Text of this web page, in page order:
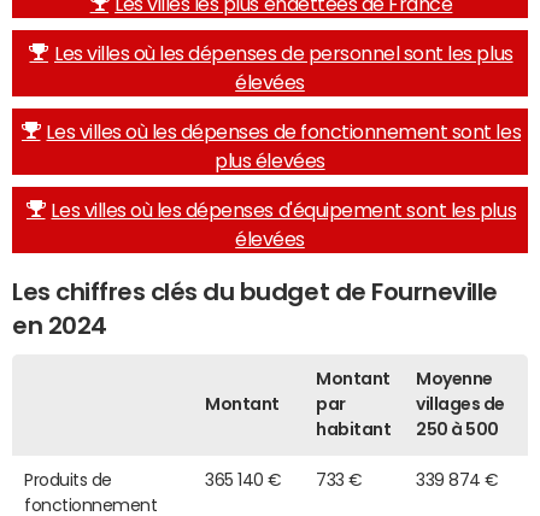
Les villes où les dépenses de personnel sont les plus
élevées
Les villes où les dépenses de fonctionnement sont les
plus élevées
Les villes où les dépenses d'équipement sont les plus
élevées
Les chiffres clés du budget de Fourneville
en 2024
Montant
Montant
par
habitant
Moyenne
villages de
250 à 500
Produits de
fonctionnement
365 140 € 733 € 339 874 €